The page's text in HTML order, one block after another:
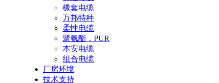
橡套电缆
万邦特种
柔性电缆
聚氨酯，PUR
本安电缆
组合电缆
厂房环境
技术支持